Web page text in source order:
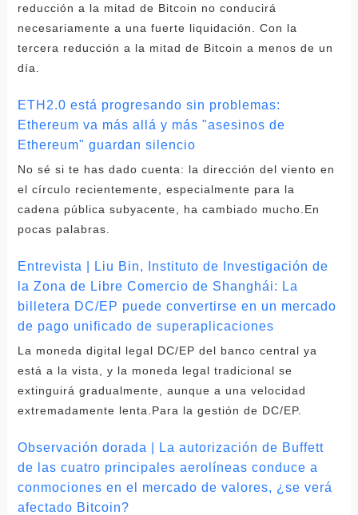
reducción a la mitad de Bitcoin no conducirá
necesariamente a una fuerte liquidación. Con la
tercera reducción a la mitad de Bitcoin a menos de un
día.
ETH2.0 está progresando sin problemas:
Ethereum va más allá y más "asesinos de
Ethereum" guardan silencio
No sé si te has dado cuenta: la dirección del viento en
el círculo recientemente, especialmente para la
cadena pública subyacente, ha cambiado mucho.En
pocas palabras.
Entrevista | Liu Bin, Instituto de Investigación de
la Zona de Libre Comercio de Shanghái: La
billetera DC/EP puede convertirse en un mercado
de pago unificado de superaplicaciones
La moneda digital legal DC/EP del banco central ya
está a la vista, y la moneda legal tradicional se
extinguirá gradualmente, aunque a una velocidad
extremadamente lenta.Para la gestión de DC/EP.
Observación dorada | La autorización de Buffett
de las cuatro principales aerolíneas conduce a
conmociones en el mercado de valores, ¿se verá
afectado Bitcoin?